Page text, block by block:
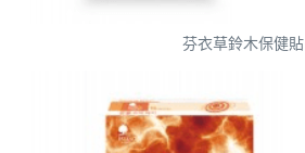
芬衣草鈴木保健貼